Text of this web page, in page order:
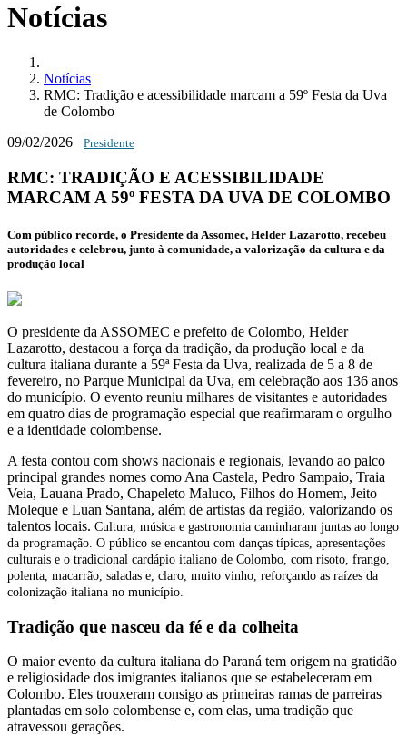
Notícias
Notícias
RMC: Tradição e acessibilidade marcam a 59º Festa da Uva
de Colombo
09/02/2026 Presidente
RMC: TRADIÇÃO E ACESSIBILIDADE
MARCAM A 59º FESTA DA UVA DE COLOMBO
Com público recorde, o Presidente da Assomec, Helder Lazarotto, recebeu
autoridades e celebrou, junto à comunidade, a valorização da cultura e da
produção local
O presidente da ASSOMEC e prefeito de Colombo, Helder
Lazarotto, destacou a força da tradição, da produção local e da
cultura italiana durante a 59ª Festa da Uva, realizada de 5 a 8 de
fevereiro, no Parque Municipal da Uva, em celebração aos 136 anos
do município. O evento reuniu milhares de visitantes e autoridades
em quatro dias de programação especial que reafirmaram o orgulho
e a identidade colombense.
A festa contou com shows nacionais e regionais, levando ao palco
principal grandes nomes como Ana Castela, Pedro Sampaio, Traia
Veia, Lauana Prado, Chapeleto Maluco, Filhos do Homem, Jeito
Moleque e Luan Santana, além de artistas da região, valorizando os
talentos locais. Cultura, música e gastronomia caminharam juntas ao longo
da programação. O público se encantou com danças típicas, apresentações
culturais e o tradicional cardápio italiano de Colombo, com risoto, frango,
polenta, macarrão, saladas e, claro, muito vinho, reforçando as raízes da
colonização italiana no município.
Tradição que nasceu da fé e da colheita
O maior evento da cultura italiana do Paraná tem origem na gratidão
e religiosidade dos imigrantes italianos que se estabeleceram em
Colombo. Eles trouxeram consigo as primeiras ramas de parreiras
plantadas em solo colombense e, com elas, uma tradição que
atravessou gerações.